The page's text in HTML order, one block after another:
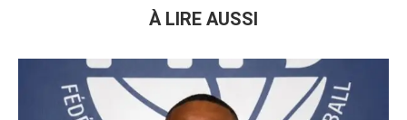
À LIRE AUSSI